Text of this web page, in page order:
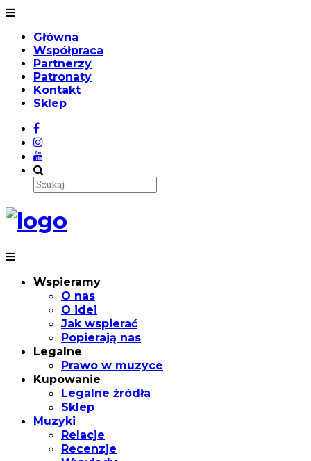
Główna
Współpraca
Partnerzy
Patronaty
Kontakt
Sklep
Wspieramy
O nas
O idei
Jak wspierać
Popierają nas
Legalne
Prawo w muzyce
Kupowanie
Legalne źródła
Sklep
Muzyki
Relacje
Recenzje